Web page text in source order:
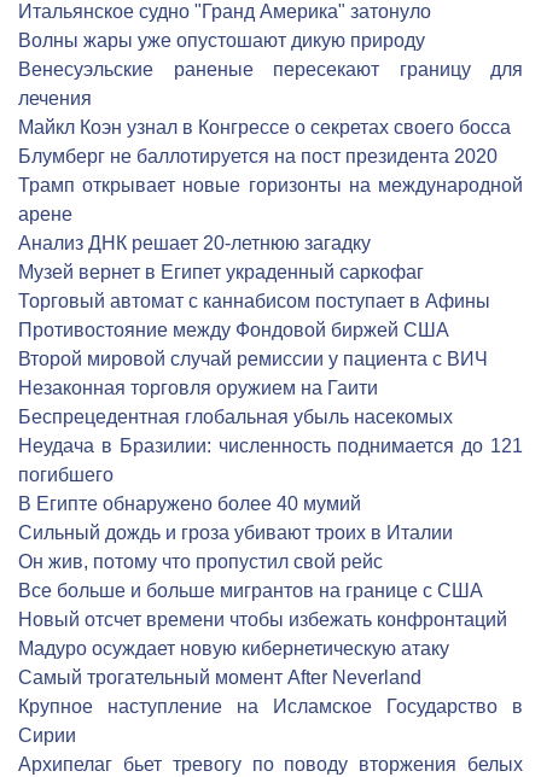
Итальянское судно "Гранд Америка" затонуло
Волны жары уже опустошают дикую природу
Венесуэльские раненые пересекают границу для
лечения
Майкл Коэн узнал в Конгрессе о секретах своего босса
Блумберг не баллотируется на пост президента 2020
Трамп открывает новые горизонты на международной
арене
Анализ ДНК решает 20-летнюю загадку
Музей вернет в Египет украденный саркофаг
Торговый автомат с каннабисом поступает в Афины
Противостояние между Фондовой биржей США
Второй мировой случай ремиссии у пациента с ВИЧ
Незаконная торговля оружием на Гаити
Беспрецедентная глобальная убыль насекомых
Неудача в Бразилии: численность поднимается до 121
погибшего
В Египте обнаружено более 40 мумий
Сильный дождь и гроза убивают троих в Италии
Он жив, потому что пропустил свой рейс
Все больше и больше мигрантов на границе с США
Новый отсчет времени чтобы избежать конфронтаций
Мадуро осуждает новую кибернетическую атаку
Самый трогательный момент After Neverland
Крупное наступление на Исламское Государство в
Сирии
Архипелаг бьет тревогу по поводу вторжения белых